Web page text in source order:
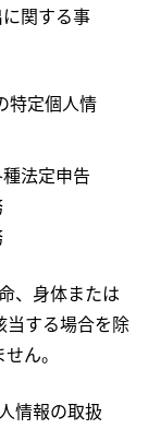
関する事
特定個人情
法定申告
、身体または
当する場合を除
ん。
情報の取扱